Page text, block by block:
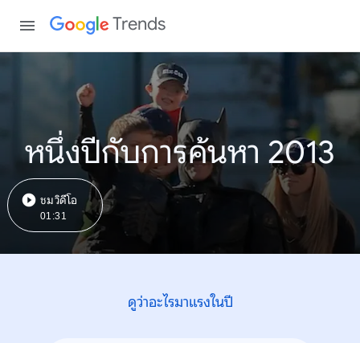
Trends
หนึ่งปีกับการค้นหา 2013
ชมวิดีโอ
01:31
ดูว่าอะไรมาแรงในปี